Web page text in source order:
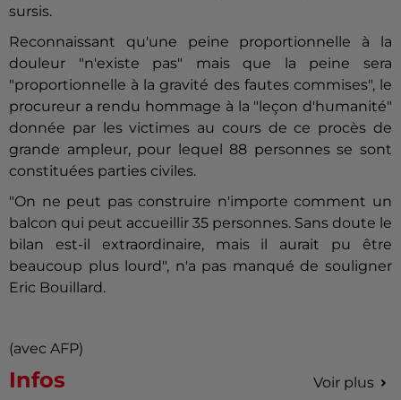
sursis.
Reconnaissant qu'une peine proportionnelle à la
douleur "n'existe pas" mais que la peine sera
"proportionnelle à la gravité des fautes commises", le
procureur a rendu hommage à la "leçon d'humanité"
donnée par les victimes au cours de ce procès de
grande ampleur, pour lequel 88 personnes se sont
constituées parties civiles.
"On ne peut pas construire n'importe comment un
balcon qui peut accueillir 35 personnes. Sans doute le
bilan est-il extraordinaire, mais il aurait pu être
beaucoup plus lourd", n'a pas manqué de souligner
Eric Bouillard.
(avec AFP)
Infos Voir plus